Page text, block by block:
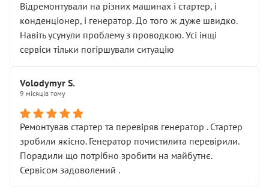
Відремонтували на різних машинах і стартер, і
конденціонер, і генератор. До того ж дуже швидко.
Навіть усунули проблему з проводкою. Усі інщі
сервіси тільки погіршували ситуацію
Volodymyr S.
9 місяців тому
Ремонтував стартер та перевіряв генератор . Стартер
зробили якісно. Генератор почистилита перевірили.
Порадили що потрібно зробити на майбутнє.
Сервісом задоволений .